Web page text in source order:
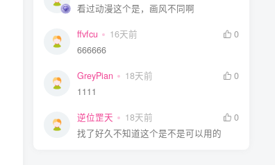
看过动漫这个是，画风不同啊
ffvfcu 16天前
0
666666
GreyPian 18天前
0
1111
逆位罡天 18天前
0
找了好久不知道这个是不是可以用的